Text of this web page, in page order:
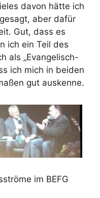
davon hätte ich
aber dafür
Gut, dass es
ich ein Teil des
als „Evangelisch-
ich mich in beiden
gut auskenne.
im BEFG